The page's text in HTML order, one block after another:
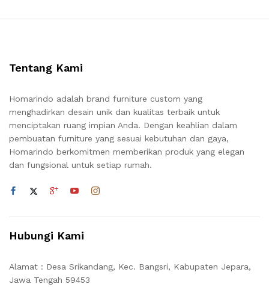
Tentang Kami
Homarindo adalah brand furniture custom yang
menghadirkan desain unik dan kualitas terbaik untuk
menciptakan ruang impian Anda. Dengan keahlian dalam
pembuatan furniture yang sesuai kebutuhan dan gaya,
Homarindo berkomitmen memberikan produk yang elegan
dan fungsional untuk setiap rumah.
Hubungi Kami
Alamat : Desa Srikandang, Kec. Bangsri, Kabupaten Jepara,
Jawa Tengah 59453